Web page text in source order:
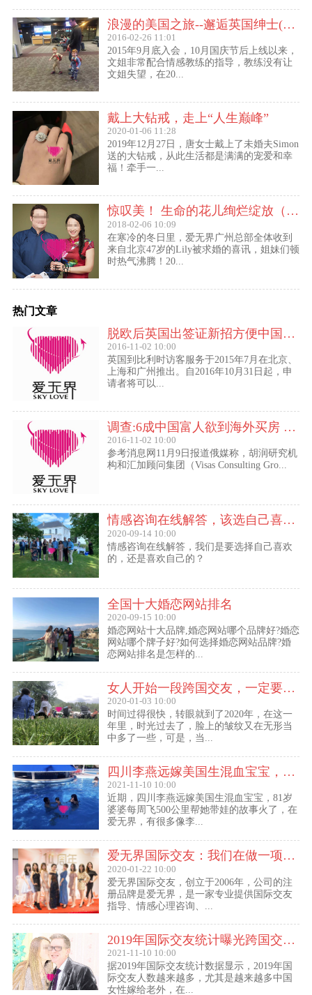
浪漫的美国之旅--邂逅英国绅士(文姐与Kent的见面动态）
2016-02-26 11:01
2015年9月底入会，10月国庆节后上线以来，
文姐非常配合情感教练的指导，教练没有让
文姐失望，在20...
戴上大钻戒，走上“人生巅峰”
2020-01-06 11:28
2019年12月27日，唐女士戴上了未婚夫Simon
送的大钻戒，从此生活都是满满的宠爱和幸
福！牵手一...
惊叹美！ 生命的花儿绚烂绽放（47岁的Lily结婚啦！）
2018-02-06 10:09
在寒冷的冬日里，爱无界广州总部全体收到
来自北京47岁的Lily被求婚的喜讯，姐妹们顿
时热气沸腾！20...
热门文章
脱欧后英国出签证新招方便中国访客进入欧盟
2016-11-02 10:00
英国到比利时访客服务于2015年7月在北京、
上海和广州推出。自2016年10月31日起，申
请者将可以...
调查:6成中国富人欲到海外买房 最想移民去美国
2016-11-02 10:00
参考消息网11月9日报道俄媒称，胡润研究机
构和汇加顾问集团（Visas Consulting Gro...
情感咨询在线解答，该选自己喜欢的,还是喜欢自己的？
2020-09-14 10:00
情感咨询在线解答，我们是要选择自己喜欢
的，还是喜欢自己的？
全国十大婚恋网站排名
2020-09-15 10:00
婚恋网站十大品牌,婚恋网站哪个品牌好?婚恋
网站哪个牌子好?如何选择婚恋网站品牌?婚
恋网站排名是怎样的...
女人开始一段跨国交友，一定要问自己这几个问题
2020-01-03 10:00
时间过得很快，转眼就到了2020年，在这一
年里，时光过去了，脸上的皱纹又在无形当
中多了一些，可是，当...
四川李燕远嫁美国生混血宝宝，这些跨国交友的真实故事可能你还没听过！
2021-11-10 10:00
近期，四川李燕远嫁美国生混血宝宝，81岁
婆婆每周飞500公里帮她带娃的故事火了，在
爱无界，有很多像李...
爱无界国际交友：我们在做一项关于女人幸福的事业
2020-01-22 10:00
爱无界国际交友，创立于2006年，公司的注
册品牌是爱无界，是一家专业提供国际交友
指导、情感心理咨询、...
2019年国际交友统计曝光跨国交友惊人内幕：女性嫁给老外比男士娶外国老婆数量更多
2021-11-10 10:00
据2019年国际交友统计数据显示，2019年国
际交友人数越来越多，尤其是越来越多中国
女性嫁给老外，在...